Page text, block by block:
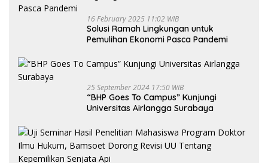
16 February 2025 11:02 WIB
Solusi Ramah Lingkungan untuk
Pemulihan Ekonomi Pasca Pandemi
25 September 2024 17:50 WIB
“BHP Goes To Campus” Kunjungi
Universitas Airlangga Surabaya